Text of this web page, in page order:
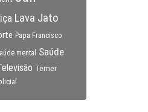
Lava Jato
Papa Francisco
mental
Saúde
Temer